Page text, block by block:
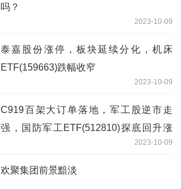
吗？
2023-10-09
泰嘉股份涨停，板块延续分化，机床
ETF(159663)跌幅收窄
2023-10-09
C919百架大订单落地，军工股逆市走
强，国防军工ETF(512810)探底回升涨
2023-10-09
欢聚集团前景黯淡